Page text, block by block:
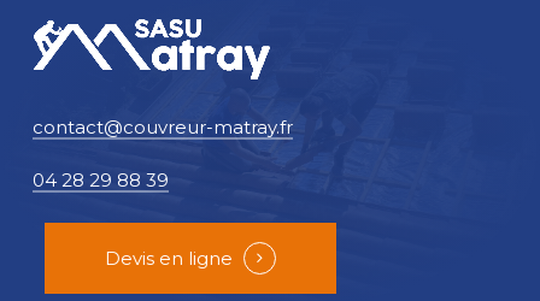
contact@couvreur-matray.fr
04 28 29 88 39
Devis en ligne